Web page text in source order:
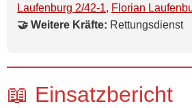
Laufenburg 2/42-1, Florian
🤝 Weitere Kräfte: Rettungsdienst
📖 Einsatzbericht